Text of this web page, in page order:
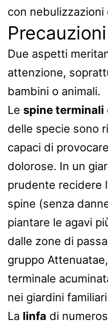
con nebulizzazioni
Precauzioni
Due aspetti
attenzione,
bambini o animali.
Le spine terminali
delle specie sono
capaci di
dolorose. In un
prudente recidere
spine (senza
piantare le agavi
dalle zone di
gruppo
terminale
nei giardini
La linfa di